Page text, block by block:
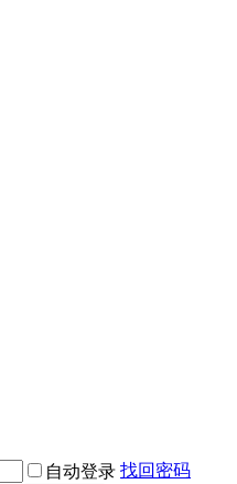
自动登录 找回密码